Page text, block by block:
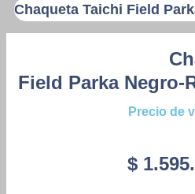
Chaqueta Taichi Field
Field Parka Negro-
Precio de
$